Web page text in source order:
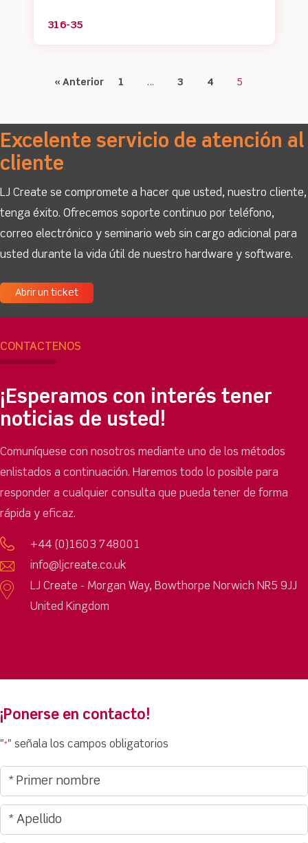
316-35
« Anterior 1 … 3 4 5
Excelente servicio de atención al
cliente
LJ Create se compromete a hacer que usted, nuestro cliente,
tenga éxito. Ofrecemos soporte continuo por teléfono,
correo electrónico y seminario web sin cargo adicional para
usted durante la vida útil de nuestro hardware y software.
Abrir un ticket
CONTÁCTENOS
¡Esperamos con interés tener
noticias de usted!
Comuníquese con nosotros mediante uno de los métodos
enlistados a continuación. Haremos todo lo posible para
responder a cualquier consulta que pueda tener de forma
rápida y eficaz.
+44 (0)1603 748001
info@ljcreate.co.uk
LJ Create - Morgan Way, Bowthorpe Norwich NR5 9JJ
United Kingdom
¡Ponerse en contacto!
"*" señala los campos obligatorios